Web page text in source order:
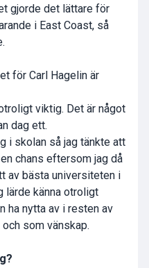
gjorde det lättare för
i East Coast, så
för Carl Hagelin är
viktig. Det är något
dag ett.
i skolan så jag tänkte att
chans eftersom jag då
av bästa universiteten i
lärde känna otroligt
ha nytta av i resten av
som vänskap.